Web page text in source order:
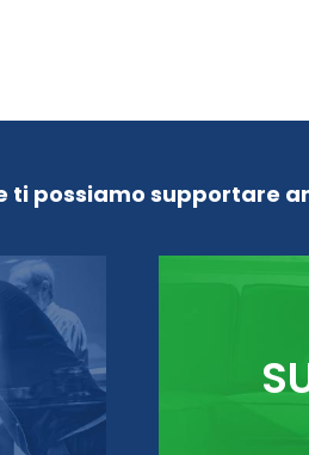
ti possiamo supportare